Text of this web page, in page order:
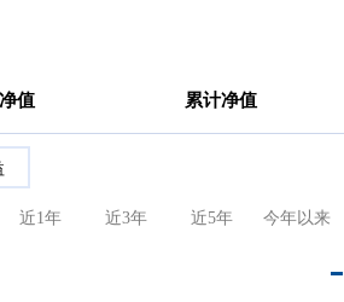
值 累计净值
近1年 近3年 近5年 今年以来